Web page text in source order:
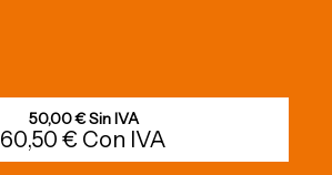
50,00 € Sin IVA
60,50 € Con IVA